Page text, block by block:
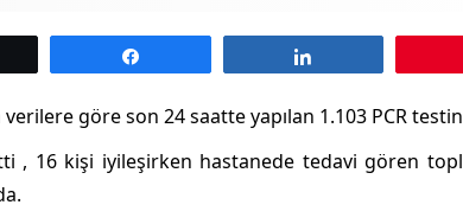
göre son 24 saatte yapılan 1.103 PCR
, 16 kişi iyileşirken hastanede tedavi gören
Bulgaristan`da Omicron`dan Daha Hızlı
Yayılan Yeni Varyant Tespit Edildi